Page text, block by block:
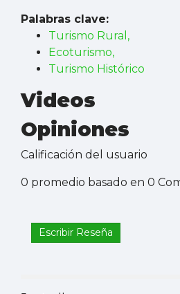
Palabras clave:
Turismo Rural,
Ecoturismo,
Turismo Histórico
Videos
Opiniones
Calificación del usuario
0 promedio basado en 0
Escribir Reseña